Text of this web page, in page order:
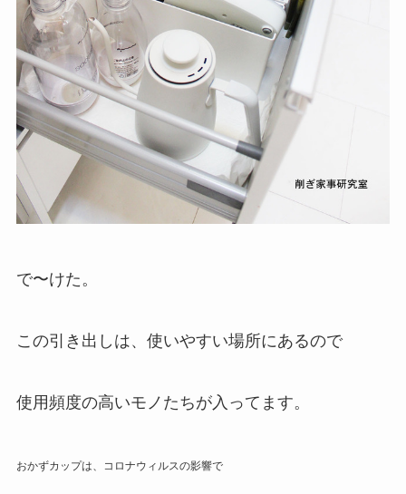
で〜けた。
この引き出しは、使いやすい場所にあるので
使用頻度の高いモノたちが入ってます。
おかずカップは、コロナウィルスの影響で